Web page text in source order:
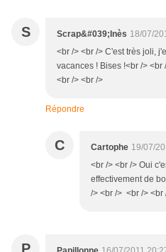
S Scrap&#039;Inès 18/07/
<br /> <br /> C'est très joli,
vacances ! Bises !<br /> <br
<br /> <br />
Répondre
C Cartophe 19/07/
<br /> <br /> Oui
effectivement de
/> <br /> <br /> <br
P